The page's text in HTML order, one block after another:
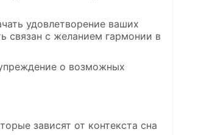
удовлетворение ваших
связан с желанием гармонии в
о возможных
зависят от контекста сна